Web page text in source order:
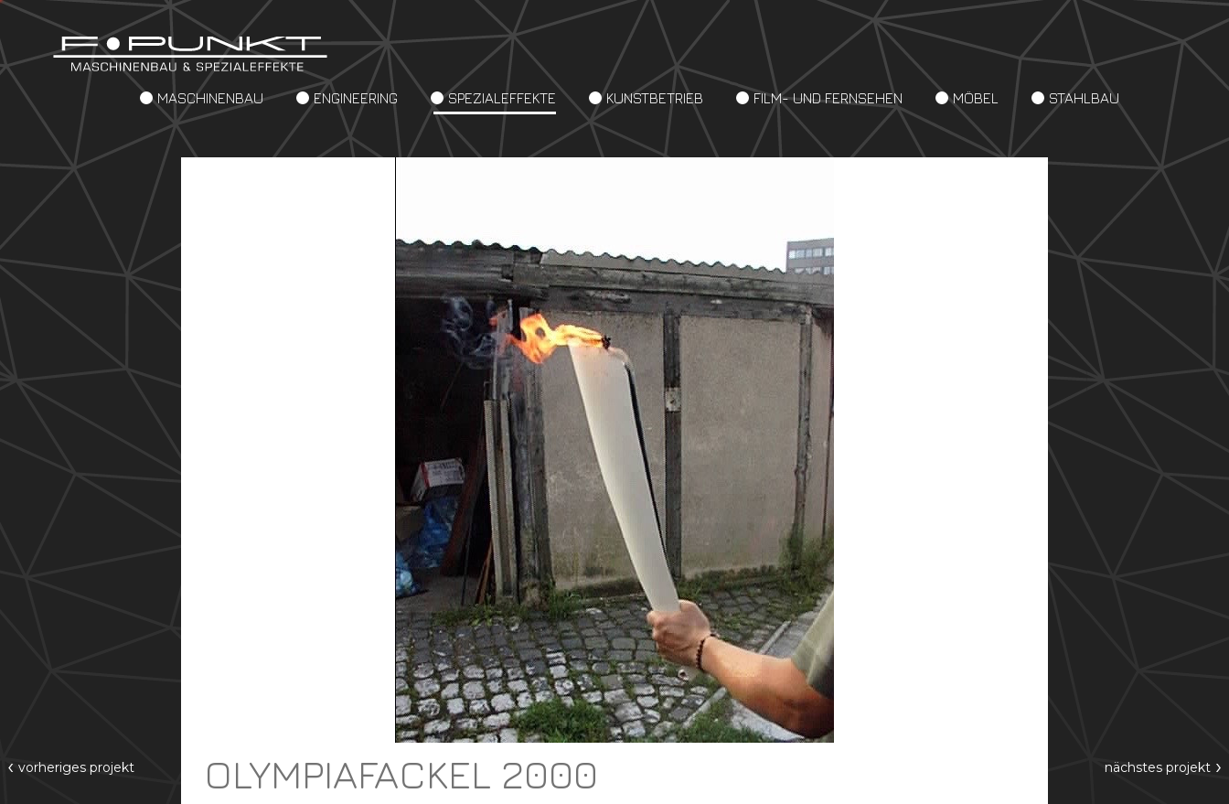
MASCHINENBAU ENGINEERING SPEZIALEFFEKTE KUNSTBETRIEB FILM- UND FERNSEHEN MÖBEL STAHLBAU
OLYMPIAFACKEL 2000
‹ vorheriges projekt nächstes projekt ›